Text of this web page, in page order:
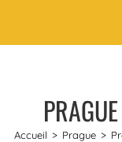
Accueil > Prague >